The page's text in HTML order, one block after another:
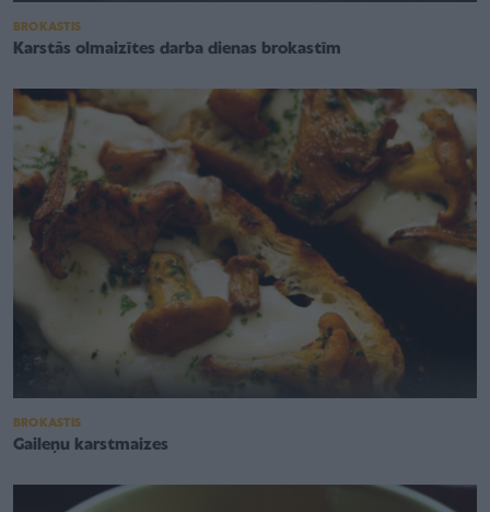
BROKASTIS
Karstās olmaizītes darba dienas brokastīm
BROKASTIS
Gaileņu karstmaizes